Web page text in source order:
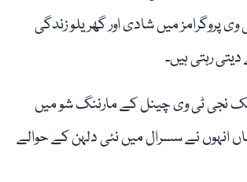
وی پروگرامز میں شادی اور گھریلو زندگی
رہتی ہیں۔
نجی ٹی وی چینل کے مارننگ شو میں
انہوں نے سسرال میں نئی دلہن کے حوالے